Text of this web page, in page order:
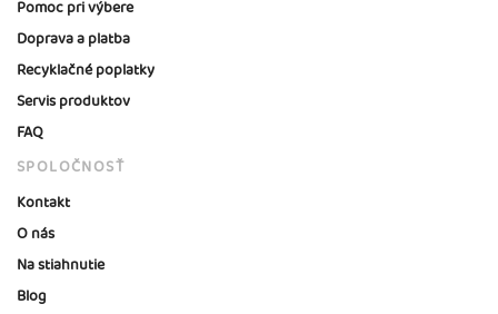
Pomoc pri výbere
Doprava a platba
Recyklačné poplatky
Servis produktov
FAQ
SPOLOČNOSŤ
Kontakt
O nás
Na stiahnutie
Blog